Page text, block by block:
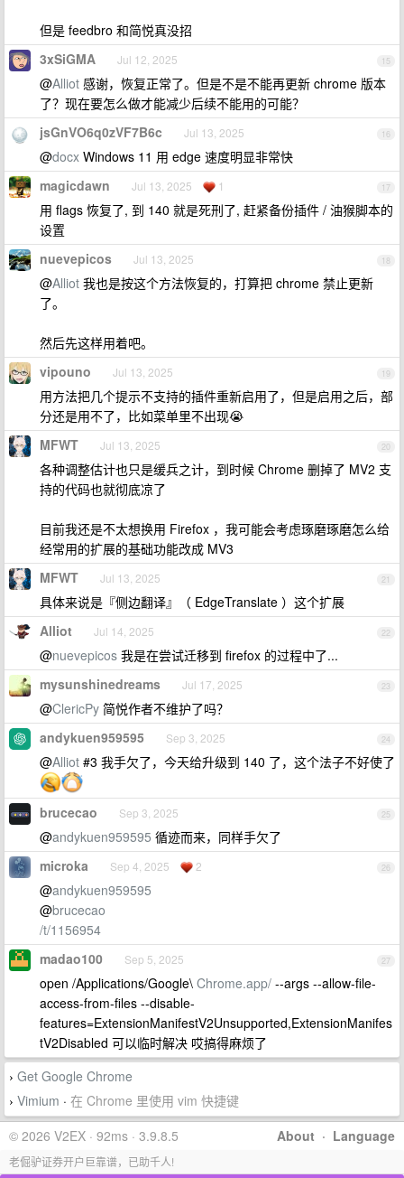
但是 feedbro 和简悦真没招
15
3xSiGMA Jul 12, 2025
@Alliot 感谢，恢复正常了。但是不是不能再更新 chrome 版本
了？现在要怎么做才能减少后续不能用的可能？
16
jsGnVO6q0zVF7B6c Jul 13, 2025
@docx Windows 11 用 edge 速度明显非常快
17
magicdawn Jul 13, 2025 1
用 flags 恢复了, 到 140 就是死刑了, 赶紧备份插件 / 油猴脚本的
设置
18
nuevepicos Jul 13, 2025
@Alliot 我也是按这个方法恢复的，打算把 chrome 禁止更新
了。
然后先这样用着吧。
19
vipouno Jul 13, 2025
用方法把几个提示不支持的插件重新启用了，但是启用之后，部
分还是用不了，比如菜单里不出现😭
20
MFWT Jul 13, 2025
各种调整估计也只是缓兵之计，到时候 Chrome 删掉了 MV2 支
持的代码也就彻底凉了
目前我还是不太想换用 Firefox ，我可能会考虑琢磨琢磨怎么给
经常用的扩展的基础功能改成 MV3
21
MFWT Jul 13, 2025
具体来说是『侧边翻译』（ EdgeTranslate ）这个扩展
22
Alliot Jul 14, 2025
@nuevepicos 我是在尝试迁移到 firefox 的过程中了...
23
mysunshinedreams Jul 17, 2025
@ClericPy 简悦作者不维护了吗？
24
andykuen959595 Sep 3, 2025
@Alliot #3 我手欠了，今天给升级到 140 了，这个法子不好使了
25
brucecao Sep 3, 2025
@andykuen959595 循迹而来，同样手欠了
26
microka Sep 4, 2025 2
@andykuen959595
@brucecao
/t/1156954
27
madao100 Sep 5, 2025
open /Applications/Google\ Chrome.app/ --args --allow-file-
access-from-files --disable-
features=ExtensionManifestV2Unsupported,ExtensionManifes
tV2Disabled 可以临时解决 哎搞得麻烦了
› Get Google Chrome
› Vimium · 在 Chrome 里使用 vim 快捷键
About · Language
© 2026 V2EX · 92ms · 3.9.8.5
老倔驴证券开户巨靠谱，已助千人!